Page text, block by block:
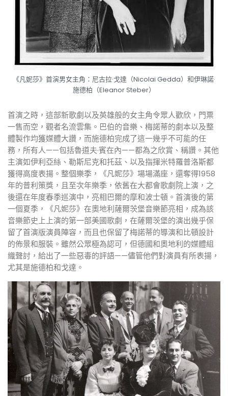
《凡妮莎》首演男女主角：尼古拉·戈達（Nicolai Gedda）和伊琳諾·
施德柏（Eleanor Steber）
首演之時，這部新歌劇以及英雄般的女主角令眾人歡欣，門票
一售而空，觀者名流雲集。巴伯的音樂、梅諾蒂的劇本以及整
體製作均獲媒體大讚，而施德柏完成了這一幾乎不可能的任
務，所有人——包括魯道夫·賓在內——都為之欣賞、稱讚。其他
主演如伊利亞絲、勒斯尼克和托茲、以及指揮米特羅普洛斯都
獲得高度表揚。整個樂季，《凡妮莎》場場滿座，還奪得1958
年的普利策獎，且至次年樂季，依舊在大都會歌劇院上演，之
後還在年度春季巡演中，亮相巴爾的摩和波士頓。首演後的第
一個夏季，《凡妮莎》在奧地利薩爾茨堡音樂節亮相，成為該
音樂節史上上演的第一部美國歌劇，在薩爾茨堡的演出幾乎保
留了首演版演員陣容，而且也保留了梅諾蒂的導演和比頓設計
的佈景和服裝。雖然公眾極為認可，但德國和奧地利的媒體組
織聲討，給出了一些惡毒的評語——儘管他們對演員有所表揚，
尤其是施德柏和戈達。